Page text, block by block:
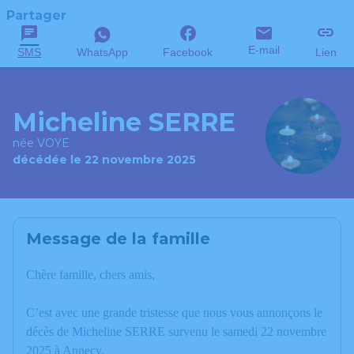
Partager
SMS WhatsApp Facebook E-mail Lien
Micheline SERRE
née VOYE
décédée le 22 novembre 2025
Message de la famille
Chère famille, chers amis,
C’est avec une grande tristesse que nous vous annonçons le
décès de Micheline SERRE survenu le samedi 22 novembre
2025 à Annecy.